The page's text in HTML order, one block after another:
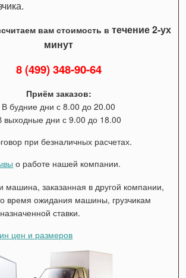
вам стоимость в течение 2-ух
минут
8 (499) 348-90-64
Приём заказов:
В будние дни с 8.00 до 20.00
выходные дни с 9.00 до 18.00
при безналичных расчетах.
о работе нашей компании.
машина, заказанная в другой компании,
время ожидания машины, грузчикам
ставки.
цен и размеров